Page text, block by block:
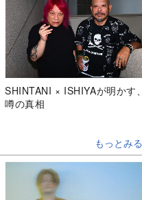
SHINTANI × ISHIYAが明かす、
噂の真相
もっとみる